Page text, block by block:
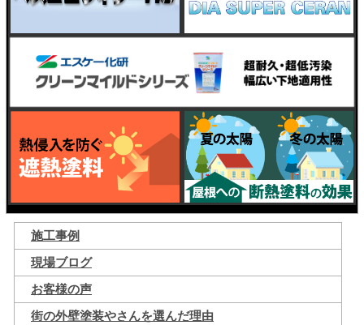
施工事例
現場ブログ
お客様の声
街の外壁塗装やさんを選んだ理由